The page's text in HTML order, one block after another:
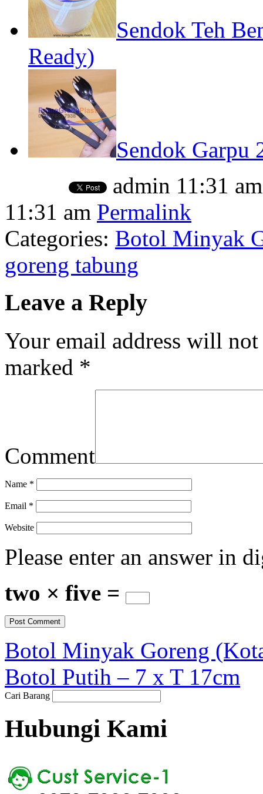
Sendok Teh
Ready)
Sendok Garpu
admin 11:31 am
11:31 am Permalink
Categories: Botol Minyak
goreng tabung
Leave a Reply
Your email address will
marked *
Comment
Name *
Email *
Website
Please enter an answer in
two × five =
Botol Minyak Goreng
Botol Putih – 7 x T 17cm
Cari Barang
Hubungi Kami